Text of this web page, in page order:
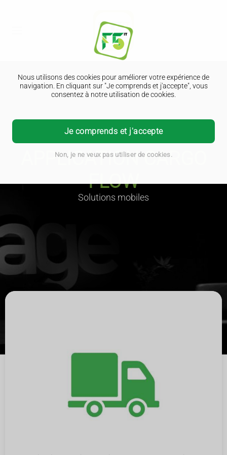
Nous utilisons des cookies pour améliorer votre expérience de
navigation. En cliquant sur "Je comprends et j'accepte", vous
consentez à notre utilisation de cookies.
Je comprends et j'accepte
Non, je ne veux pas utiliser de cookies.
APPLICATION CARGO
FLOW
Solutions mobiles